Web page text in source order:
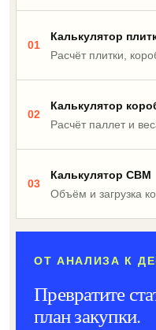
01
Калькулятор
Расчёт плитки,
02
Калькулятор
Расчёт паллет и
03
Калькулятор CBM
Объём и загрузка
ОТ АНАЛИЗА К
Превратите
план закупки.